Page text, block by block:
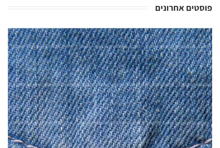
פוסטים אחרונים
המרכז לאיסוף וניתוח נתונים